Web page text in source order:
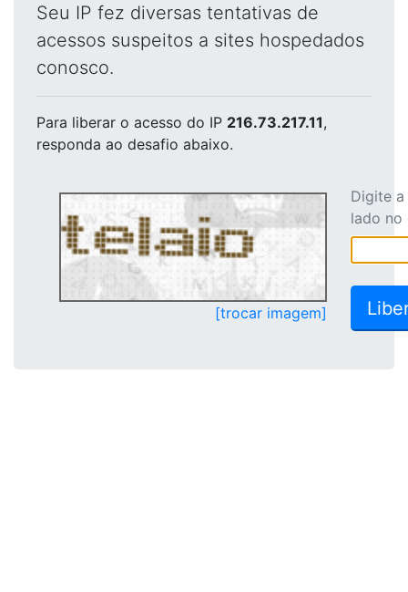
Seu IP fez diversas tentativas de
acessos suspeitos a sites hospedados
conosco.
Para liberar o acesso do IP 216.73.217.11,
responda ao desafio abaixo.
[trocar imagem]
Digite
lado no